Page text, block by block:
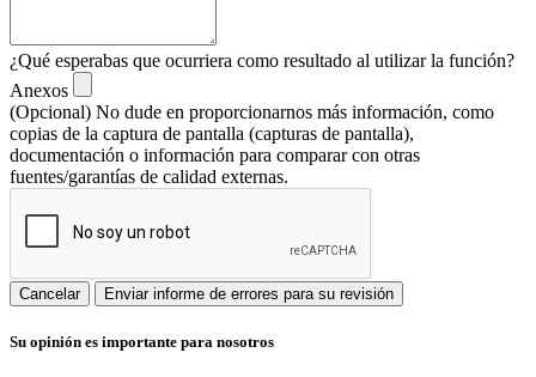
¿Qué esperabas que ocurriera como resultado al utilizar la función?
Anexos
(Opcional) No dude en proporcionarnos más información, como
copias de la captura de pantalla (capturas de pantalla),
documentación o información para comparar con otras
fuentes/garantías de calidad externas.
Cancelar Enviar informe de errores para su revisión
Su opinión es importante para nosotros